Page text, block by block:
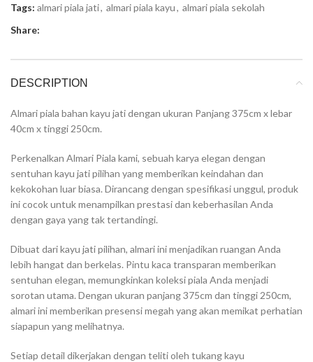
Tags: almari piala jati, almari piala kayu, almari piala sekolah
Share:
DESCRIPTION
Almari piala bahan kayu jati dengan ukuran Panjang 375cm x lebar
40cm x tinggi 250cm.
Perkenalkan Almari Piala kami, sebuah karya elegan dengan
sentuhan kayu jati pilihan yang memberikan keindahan dan
kekokohan luar biasa. Dirancang dengan spesifikasi unggul, produk
ini cocok untuk menampilkan prestasi dan keberhasilan Anda
dengan gaya yang tak tertandingi.
Dibuat dari kayu jati pilihan, almari ini menjadikan ruangan Anda
lebih hangat dan berkelas. Pintu kaca transparan memberikan
sentuhan elegan, memungkinkan koleksi piala Anda menjadi
sorotan utama. Dengan ukuran panjang 375cm dan tinggi 250cm,
almari ini memberikan presensi megah yang akan memikat perhatian
siapapun yang melihatnya.
Setiap detail dikerjakan dengan teliti oleh tukang kayu